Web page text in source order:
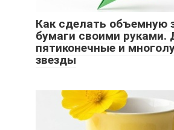
Как сделать объемную
бумаги своими руками.
пятиконечные и
звезды